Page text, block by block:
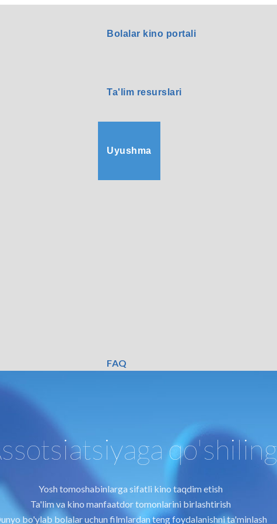
Bolalar kino portali
Ta'lim resurslari
Uyushma
FAQ
qo'shiling
Yosh tomoshabinlarga sifatli kino taqdim etish
Ta'lim va kino manfaatdor tomonlarini birlashtirish
bo'ylab bolalar uchun filmlardan teng foydalanishni ta'minlash